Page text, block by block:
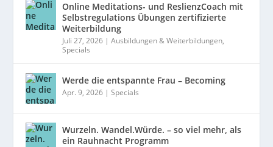
Online Meditations- und ReslienzCoach mit
Selbstregulations Übungen zertifizierte
Weiterbildung
Juli 27, 2026 |Ausbildungen & Weiterbildungen,
Specials
Werde die entspannte Frau – Becoming
Apr. 9, 2026 |Specials
Wurzeln. Wandel.Würde. – so viel mehr, als
ein Rauhnacht Programm